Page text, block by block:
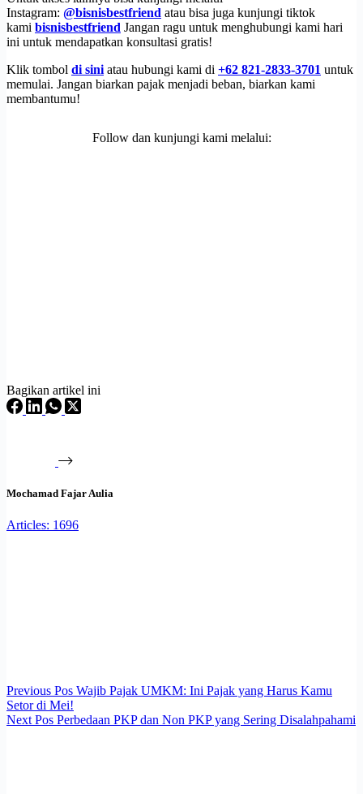
Instagram: @bisnisbestfriend atau bisa juga kunjungi tiktok
kami bisnisbestfriend Jangan ragu untuk menghubungi kami hari
ini untuk mendapatkan konsultasi gratis!
Klik tombol di sini atau hubungi kami di +62 821-2833-3701 untuk
memulai. Jangan biarkan pajak menjadi beban, biarkan kami
membantumu!
Follow dan kunjungi kami melalui:
Bagikan artikel ini
Mochamad Fajar Aulia
Articles: 1696
Previous Pos Wajib Pajak UMKM: Ini Pajak yang Harus Kamu
Setor di Mei!
Next Pos Perbedaan PKP dan Non PKP yang Sering Disalahpahami